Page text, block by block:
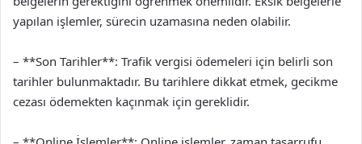
yapılan işlemler, sürecin uzamasına neden olabilir.
– **Son Tarihler**: Trafik vergisi ödemeleri için belirli son
tarihler bulunmaktadır. Bu tarihlere dikkat etmek, gecikme
cezası ödemekten kaçınmak için gereklidir.